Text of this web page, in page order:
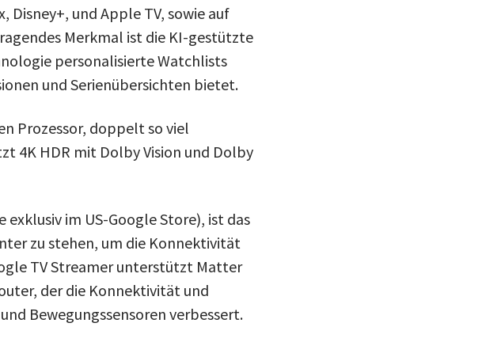
und ‌Apple TV‌, sowie auf
Merkmal ist die KI-gestützte
personalisierte Watchlists
und Serienübersichten bietet.
Prozessor, doppelt so viel
4K HDR mit Dolby Vision und Dolby
im US-Google Store), ist das
zu stehen, um die Konnektivität
TV Streamer unterstützt Matter
der die Konnektivität und
Bewegungssensoren verbessert.